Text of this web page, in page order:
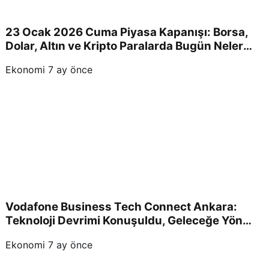
23 Ocak 2026 Cuma Piyasa Kapanışı: Borsa,
Dolar, Altın ve Kripto Paralarda Bugün Neler
Ekonomi 7 ay önce
Vodafone Business Tech Connect Ankara:
Teknoloji Devrimi Konuşuldu, Geleceğe Yön
Ekonomi 7 ay önce